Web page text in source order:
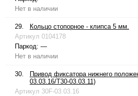
Нет в наличии
29.
Кольцо стопорное - клипса 5 мм.
Артикул 0104178
Паркод: —
Нет в наличии
30.
Привод фиксатора нижнего
03.03.16/T30-03.03.11)
Артикул 30F-03.03.16